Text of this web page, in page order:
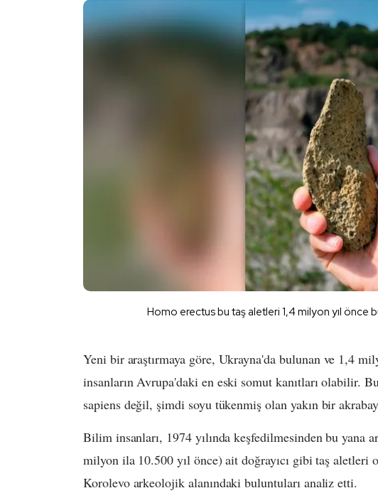
Homo erectus bu taş aletleri 1,4 milyon yıl önce
Yeni bir araştırmaya göre, Ukrayna'da bulunan ve 1,4
insanların Avrupa'daki en eski somut kanıtları olabilir.
sapiens değil, şimdi soyu tükenmiş olan yakın bir
Bilim insanları, 1974 yılında keşfedilmesinden bu yana
milyon ila 10.500 yıl önce) ait doğrayıcı gibi taş aletleri
Korolevo arkeolojik alanındaki buluntuları analiz etti.